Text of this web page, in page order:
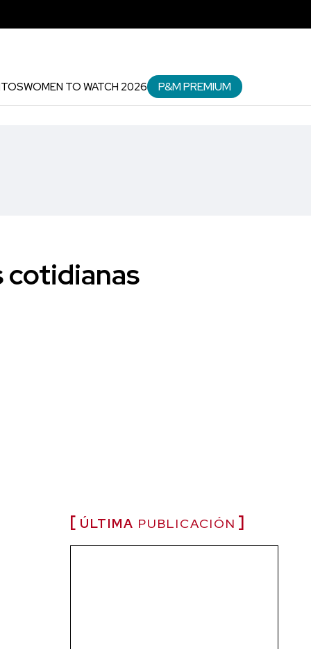
WOMEN TO WATCH 2026 P&M PREMIUM
cotidianas
ÚLTIMA PUBLICACIÓN